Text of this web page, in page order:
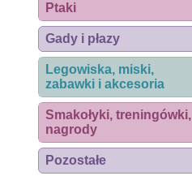
Ptaki
Gady i płazy
Legowiska, miski,
zabawki i akcesoria
Smakołyki, treningówki,
nagrody
Pozostałe